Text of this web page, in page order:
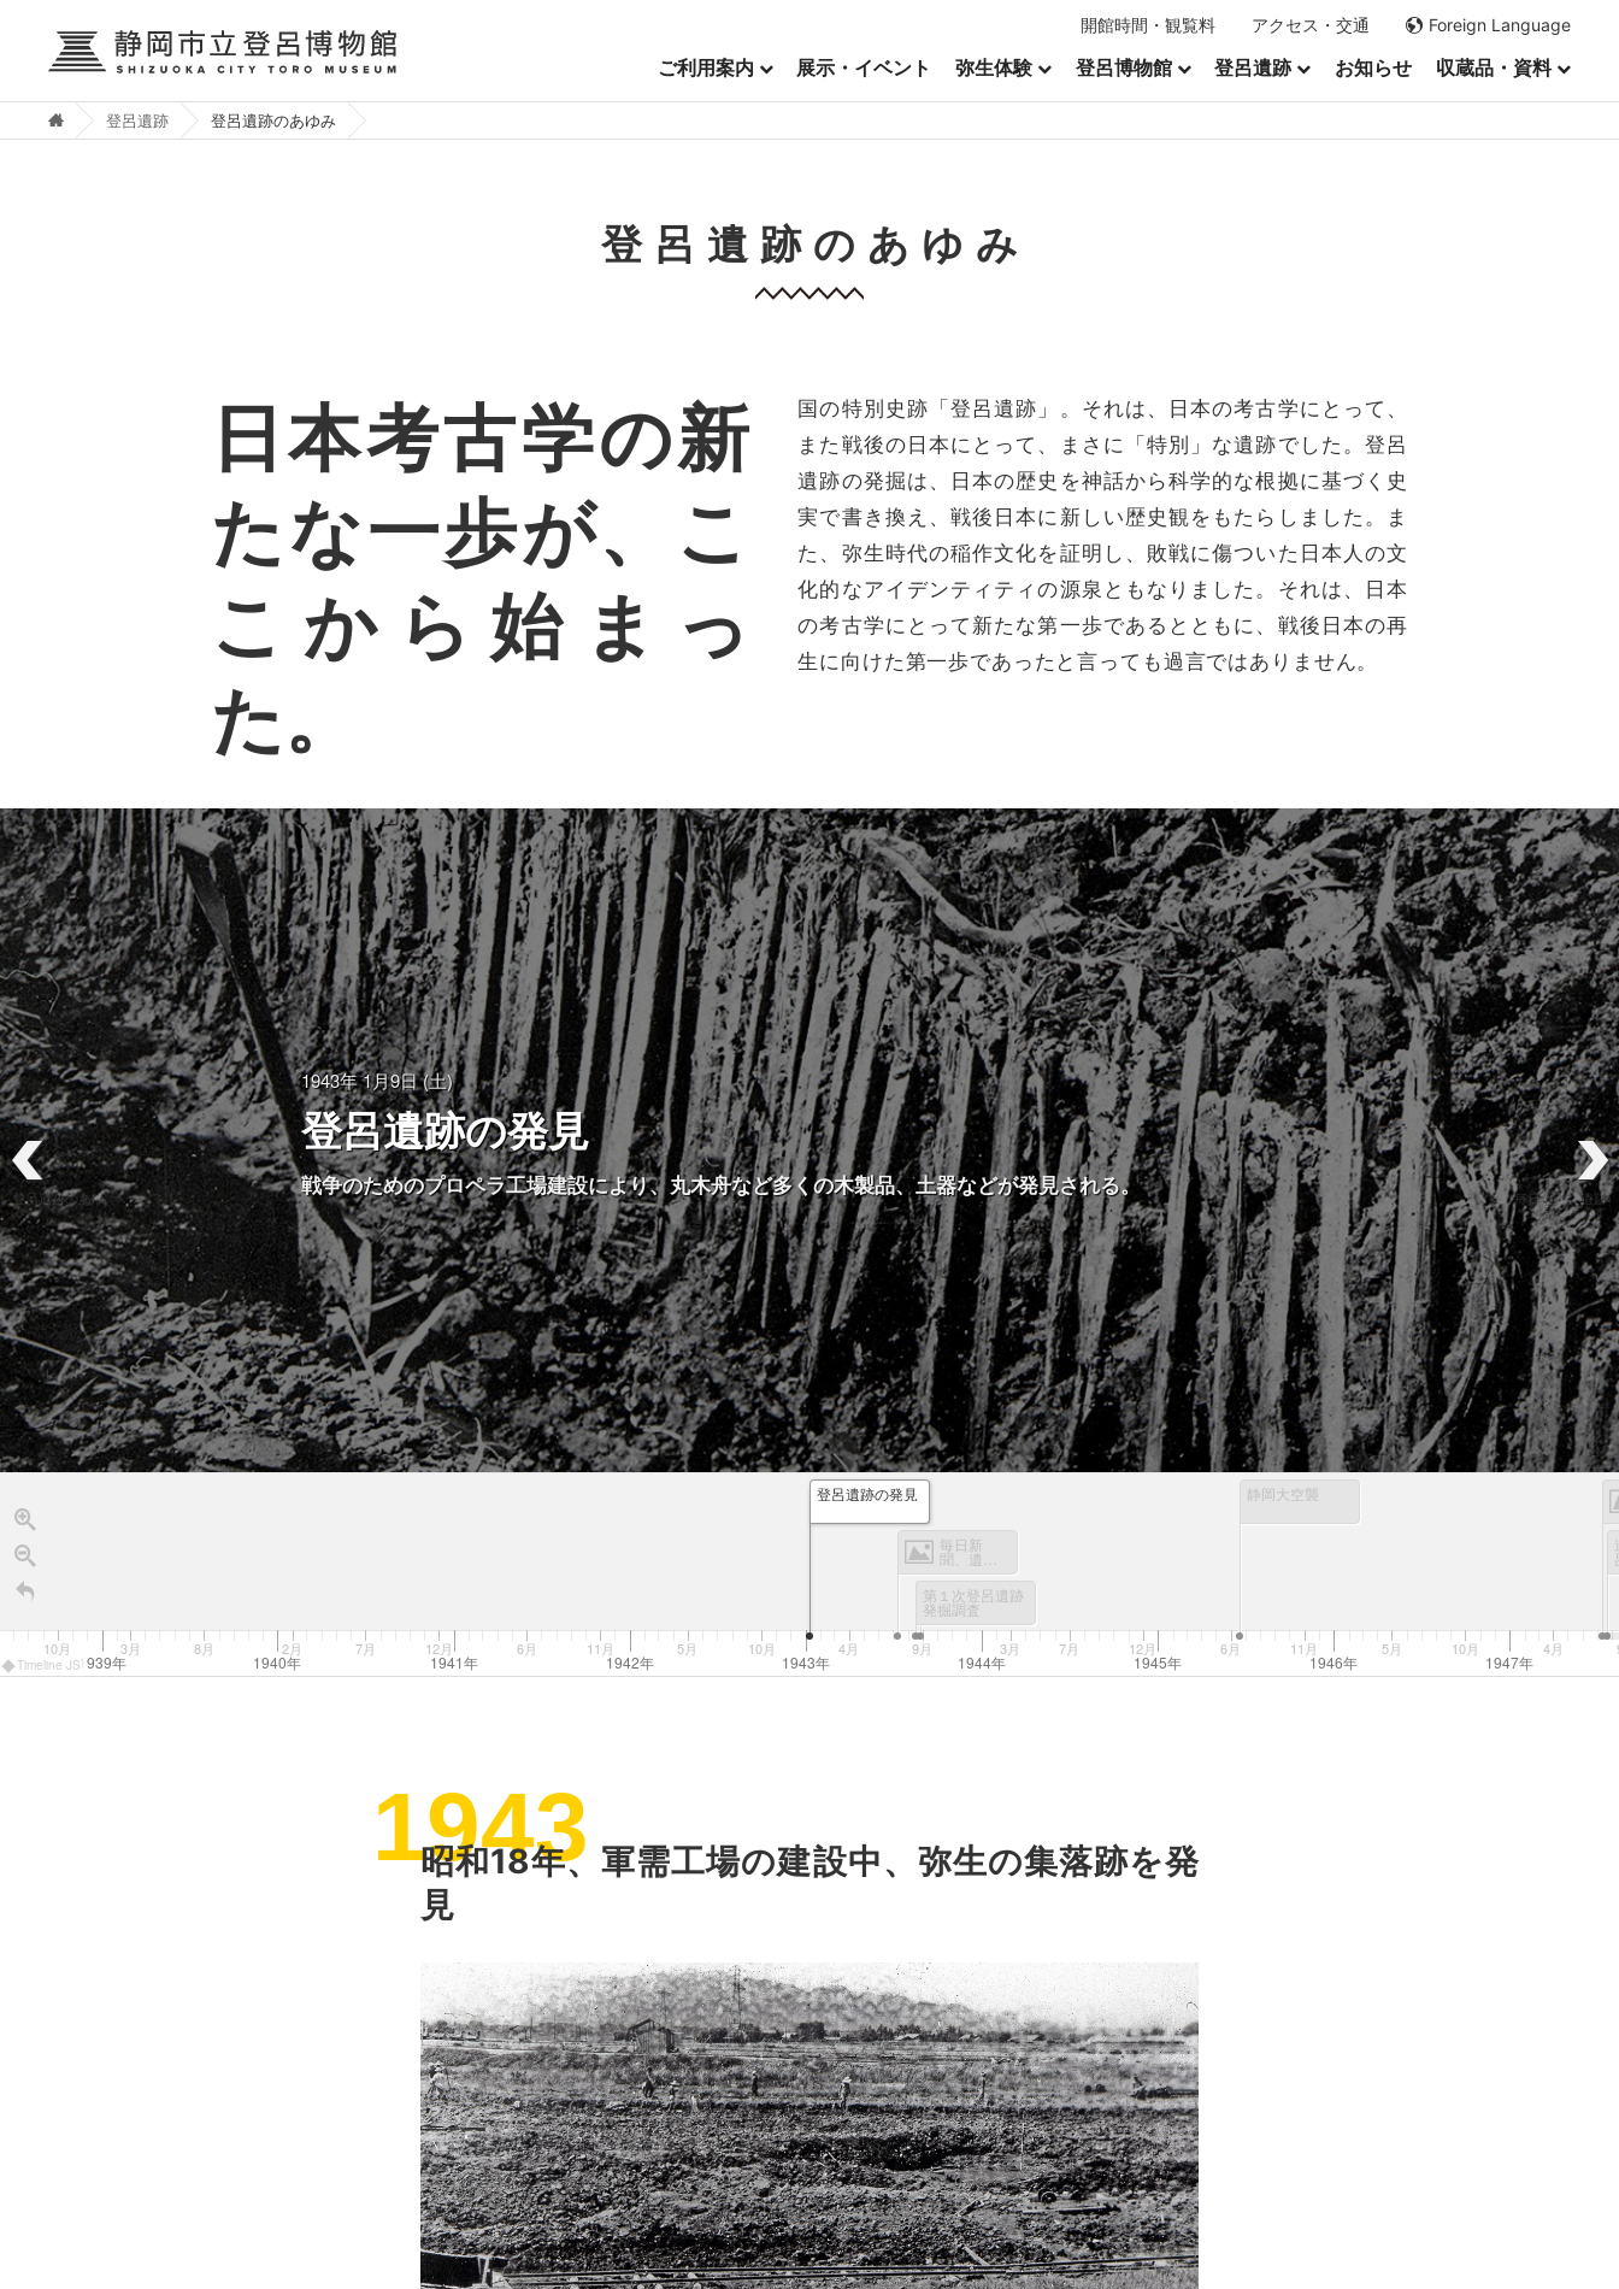
開館時間・観覧料 アクセス・交通 Foreign Language
ご利用案内 展示・イベント 弥生体験 登呂博物館 登呂遺跡 お知らせ 収蔵品・資料
登呂遺跡 登呂遺跡のあゆみ
登呂遺跡のあゆみ
日本考古学の新
たな一歩が、こ
こから始まっ
た。
国の特別史跡「登呂遺跡」。それは、日本の考古学にとって、
また戦後の日本にとって、まさに「特別」な遺跡でした。登呂
遺跡の発掘は、日本の歴史を神話から科学的な根拠に基づく史
実で書き換え、戦後日本に新しい歴史観をもたらしました。ま
た、弥生時代の稲作文化を証明し、敗戦に傷ついた日本人の文
化的なアイデンティティの源泉ともなりました。それは、日本
の考古学にとって新たな第一歩であるとともに、戦後日本の再
生に向けた第一歩であったと言っても過言ではありません。
1943年 1月9日 (土)
登呂遺跡の発見
戦争のためのプロペラ工場建設により、丸木舟など多くの木製品、土器などが発見される。 毎日新聞、遺跡
発見を報道す
る。
登呂遺跡のあゆ
み
Timeline JS
登呂遺跡の発見
毎日新
聞、遺跡
発見を報
道する。
第１次登呂遺跡
発掘調査
静岡大空襲
1939年 1940年 1941年 1942年 1943年 1944年 1945年 1946年 1947年
10月 3月 8月 2月 7月 12月 6月 11月 5月 10月 4月 9月 3月 7月 12月 6月 11月 5月 10月 4月
1943
昭和18年、軍需工場の建設中、弥生の集落跡を発
見